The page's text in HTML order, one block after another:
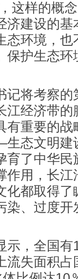
这样的概
济建设的
态环境，
保护生态
记将考察
经济带的
有重要的
态文明建
育了中华
作用，长
化都取得
染、过度
示，全国
流失面积